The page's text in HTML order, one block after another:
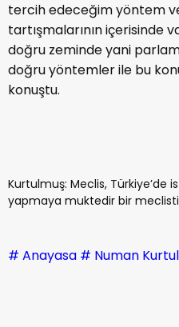
tercih edeceğim yöntem
tartışmalarının içerisinde
doğru zeminde yani
doğru yöntemler ile bu
konuştu.
Kurtulmuş: Meclis, Türkiye’de
yapmaya muktedir bir
# Anayasa # Numan